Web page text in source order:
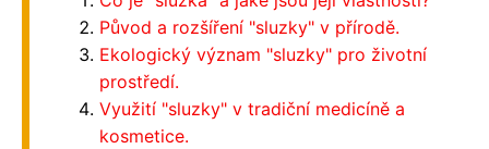
Původ a rozšíření "sluzky" v přírodě.
Ekologický význam "sluzky" pro životní
prostředí.
Využití "sluzky" v tradiční medicíně a
kosmetice.